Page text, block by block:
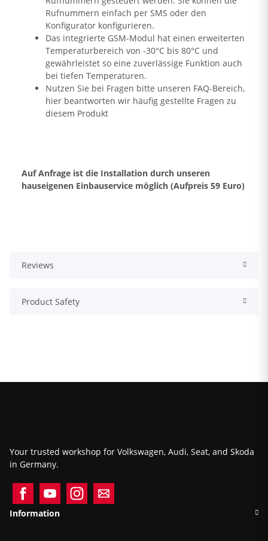
Rufnummern einfach per SMS oder den
Konfigurator konfigurieren.
Das integrierte GSM-Modul hat einen erweiterten
Temperaturbereich von -30°C bis 80°C und
gewährleistet so eine zuverlässige Funktion auch
bei tiefen Temperaturen.
Nutzen Sie bei Fragen bitte unseren FAQ-Bereich,
hier beantworten wir häufig gestellte Fragen zu
diesem Produkt
Auf Anfrage ist die Installation durch unseren
hauseigenen Einbauservice möglich (Aufpreis 59 Euro)
Reviews
Product Safety
Your trusted workshop for Volkswagen, Audi, Seat, and Skoda
in Germany.
Information